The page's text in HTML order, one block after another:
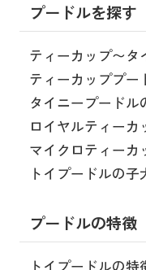
プードルを探す
ティーカップ〜タ
ティーカッププー
タイニープードル
ロイヤルティー
マイクロティーカ
トイプードルの子
プードルの特徴
トイプードルの特